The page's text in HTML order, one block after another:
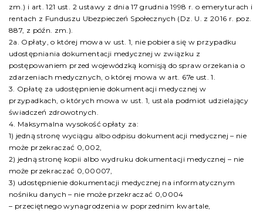
zm.) i art. 121 ust. 2 ustawy z dnia 17 grudnia 1998 r. o emeryturach i
rentach z Funduszu Ubezpieczeń Społecznych (Dz. U. z 2016 r. poz.
887, z późn. zm.).
2a. Opłaty, o której mowa w ust. 1, nie pobiera się w przypadku
udostępniania dokumentacji medycznej w związku z
postępowaniem przed wojewódzką komisją do spraw orzekania o
zdarzeniach medycznych, o której mowa w art. 67e ust. 1.
3. Opłatę za udostępnienie dokumentacji medycznej w
przypadkach, o których mowa w ust. 1, ustala podmiot udzielający
świadczeń zdrowotnych.
4. Maksymalna wysokość opłaty za:
1) jedną stronę wyciągu albo odpisu dokumentacji medycznej – nie
może przekraczać 0,002,
2) jedną stronę kopii albo wydruku dokumentacji medycznej – nie
może przekraczać 0,00007,
3) udostępnienie dokumentacji medycznej na informatycznym
nośniku danych – nie może przekraczać 0,0004
– przeciętnego wynagrodzenia w poprzednim kwartale,